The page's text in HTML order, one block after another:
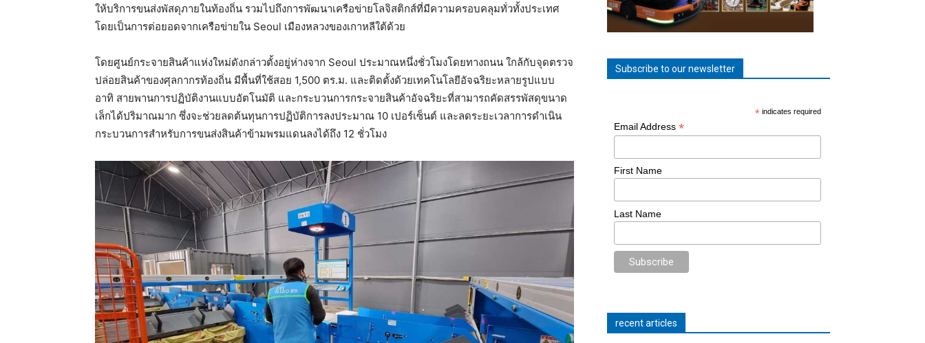
ให้บริการขนส่งพัสดุภายในท้องถิ่น รวมไปถึงการพัฒนาเครือข่ายโลจิสติกส์ที่มีความครอบคลุมทั่วทั้งประเทศ
โดยเป็นการต่อยอดจากเครือข่ายใน Seoul เมืองหลวงของเกาหลีใต้ด้วย
โดยศูนย์กระจายสินค้าแห่งใหม่ดังกล่าวตั้งอยู่ห่างจาก Seoul ประมาณหนึ่งชั่วโมงโดยทางถนน ใกล้กับจุดตรวจ
ปล่อยสินค้าของศุลกากรท้องถิ่น มีพื้นที่ใช้สอย 1,500 ตร.ม. และติดตั้งด้วยเทคโนโลยีอัจฉริยะหลายรูปแบบ
อาทิ สายพานการปฏิบัติงานแบบอัตโนมัติ และกระบวนการกระจายสินค้าอัจฉริยะที่สามารถคัดสรรพัสดุขนาด
เล็กได้ปริมาณมาก ซึ่งจะช่วยลดต้นทุนการปฏิบัติการลงประมาณ 10 เปอร์เซ็นต์ และลดระยะเวลาการดำเนิน
กระบวนการสำหรับการขนส่งสินค้าข้ามพรมแดนลงได้ถึง 12 ชั่วโมง
Subscribe to our newsletter
* indicates required
Email Address *
First Name
Last Name
recent articles